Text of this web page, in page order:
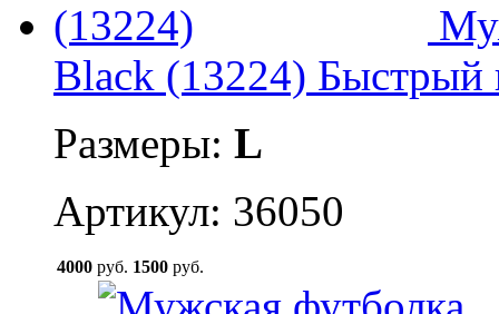
Black (13224) Быстрый
Размеры: L
Артикул: 36050
4000 руб. 1500 руб.